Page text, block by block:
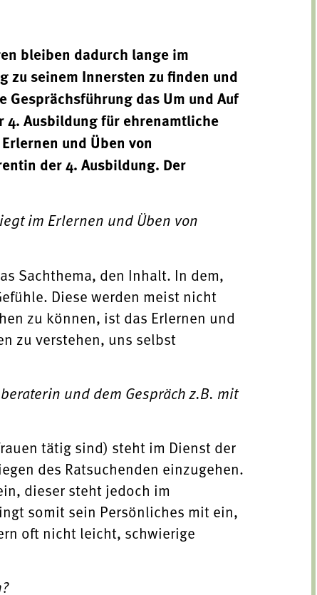
bleiben dadurch lange im
zu seinem Innersten zu finden und
das Um und Auf
4. Ausbildung für ehrenamtliche
und Üben von
der 4. Ausbildung. Der
im Erlernen und Üben von
Sachthema, den Inhalt. In dem,
Diese werden meist nicht
zu können, ist das Erlernen und
zu verstehen, uns selbst
und dem Gespräch z.B. mit
tätig sind) steht im Dienst der
des Ratsuchenden einzugehen.
dieser steht jedoch im
somit sein Persönliches mit ein,
oft nicht leicht, schwierige